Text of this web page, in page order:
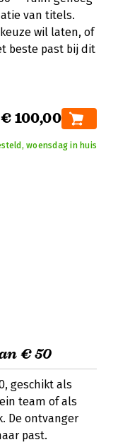
van titels.
wil laten, of
beste past bij dit
€ 100,00
woensdag in huis
€ 50
geschikt als
team of als
De ontvanger
past.